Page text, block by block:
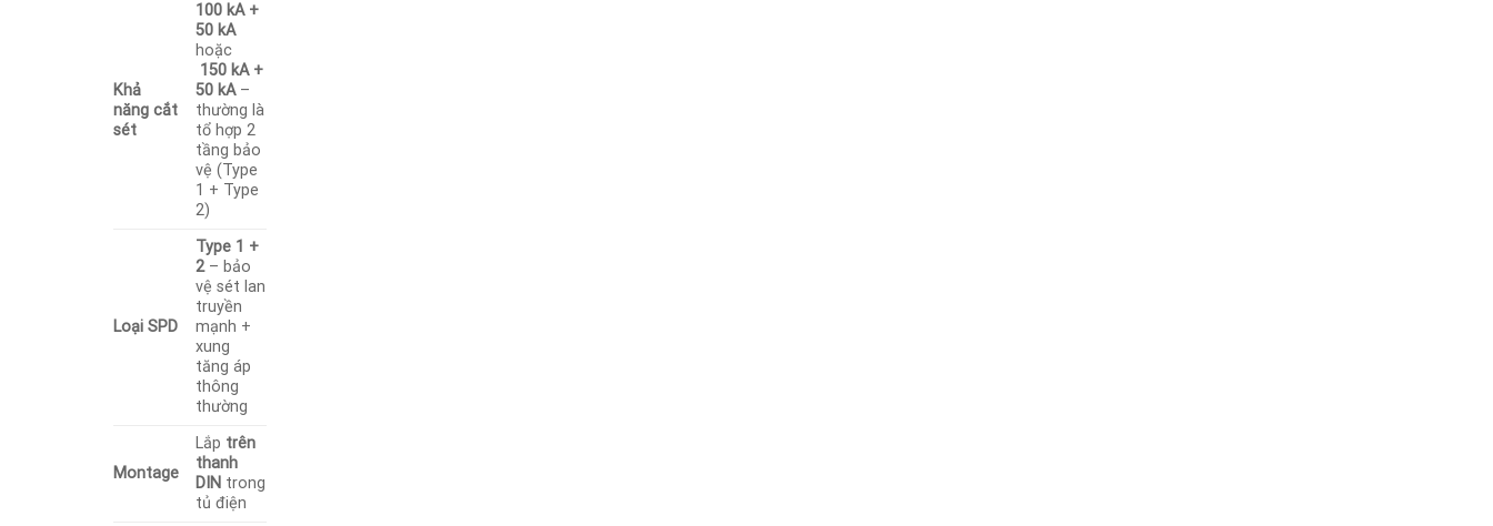
Khả
năng cắt
sét
100 kA +
50 kA
hoặc
150 kA +
50 kA–
thường là
tổ hợp 2
tầng bảo
vệ (Type
1 + Type
2)
Loại SPD
Type 1 +
2– bảo
vệ sét lan
truyền
mạnh +
xung
tăng áp
thông
thường
Montage
Lắp trên
thanh
DIN trong
tủ điện